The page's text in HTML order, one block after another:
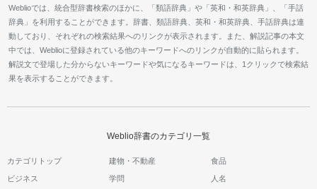
Weblioでは、統合型辞書検索のほかに、「類語辞典」や「英和・和英辞典」、「手話
辞典」を利用することができます。辞書、類語辞典、英和・和英辞典、手話辞典は連
動しており、それぞれの検索結果へのリンクが表示されます。また、解説記事の本文
中では、Weblioに登録されている他のキーワードへのリンクが自動的に貼られます。
解説文で登場した分からないキーワードや気になるキーワードは、1クリックで検索結
果を表示することができます。
Weblio辞書のカテゴリ一覧
カテゴリトップ 建物・不動産 食品
ビジネス 学問 人名